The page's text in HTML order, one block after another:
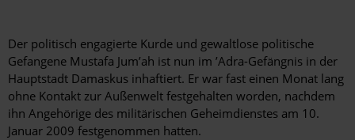
Der politisch engagierte Kurde und gewaltlose politische
Gefangene Mustafa Jum’ah ist nun im ’Adra-Gefängnis in der
Hauptstadt Damaskus inhaftiert. Er war fast einen Monat lang
ohne Kontakt zur Außenwelt festgehalten worden, nachdem
ihn Angehörige des militärischen Geheimdienstes am 10.
Januar 2009 festgenommen hatten.